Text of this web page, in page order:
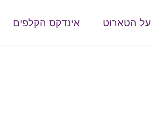
על הטארוט אינדקס הקלפים